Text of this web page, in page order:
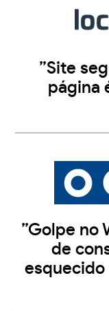
”Site
página
”Golpe no
de
esquecido